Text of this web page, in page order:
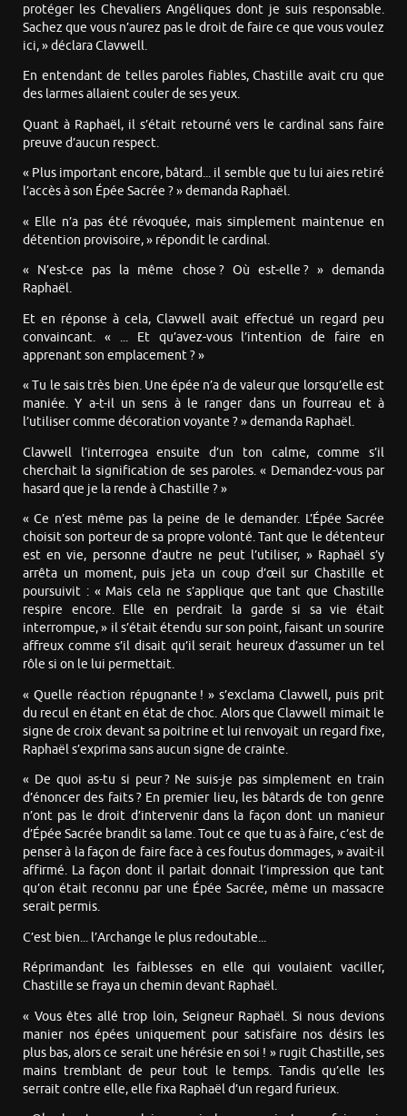
protéger les Chevaliers Angéliques dont je suis responsable.
Sachez que vous n’aurez pas le droit de faire ce que vous voulez
ici, » déclara Clavwell.
En entendant de telles paroles fiables, Chastille avait cru que
des larmes allaient couler de ses yeux.
Quant à Raphaël, il s’était retourné vers le cardinal sans faire
preuve d’aucun respect.
« Plus important encore, bâtard... il semble que tu lui aies retiré
l’accès à son Épée Sacrée ? » demanda Raphaël.
« Elle n’a pas été révoquée, mais simplement maintenue en
détention provisoire, » répondit le cardinal.
« N’est-ce pas la même chose ? Où est-elle ? » demanda
Raphaël.
Et en réponse à cela, Clavwell avait effectué un regard peu
convaincant. « ... Et qu’avez-vous l’intention de faire en
apprenant son emplacement ? »
« Tu le sais très bien. Une épée n’a de valeur que lorsqu’elle est
maniée. Y a-t-il un sens à le ranger dans un fourreau et à
l’utiliser comme décoration voyante ? » demanda Raphaël.
Clavwell l’interrogea ensuite d’un ton calme, comme s’il
cherchait la signification de ses paroles. « Demandez-vous par
hasard que je la rende à Chastille ? »
« Ce n’est même pas la peine de le demander. L’Épée Sacrée
choisit son porteur de sa propre volonté. Tant que le détenteur
est en vie, personne d’autre ne peut l’utiliser, » Raphaël s’y
arrêta un moment, puis jeta un coup d’œil sur Chastille et
poursuivit : « Mais cela ne s’applique que tant que Chastille
respire encore. Elle en perdrait la garde si sa vie était
interrompue, » il s’était étendu sur son point, faisant un sourire
affreux comme s’il disait qu’il serait heureux d’assumer un tel
rôle si on le lui permettait.
« Quelle réaction répugnante ! » s’exclama Clavwell, puis prit
du recul en étant en état de choc. Alors que Clavwell mimait le
signe de croix devant sa poitrine et lui renvoyait un regard fixe,
Raphaël s’exprima sans aucun signe de crainte.
« De quoi as-tu si peur ? Ne suis-je pas simplement en train
d’énoncer des faits ? En premier lieu, les bâtards de ton genre
n’ont pas le droit d’intervenir dans la façon dont un manieur
d’Épée Sacrée brandit sa lame. Tout ce que tu as à faire, c’est de
penser à la façon de faire face à ces foutus dommages, » avait-il
affirmé. La façon dont il parlait donnait l’impression que tant
qu’on était reconnu par une Épée Sacrée, même un massacre
serait permis.
C’est bien... l’Archange le plus redoutable...
Réprimandant les faiblesses en elle qui voulaient vaciller,
Chastille se fraya un chemin devant Raphaël.
« Vous êtes allé trop loin, Seigneur Raphaël. Si nous devions
manier nos épées uniquement pour satisfaire nos désirs les
plus bas, alors ce serait une hérésie en soi ! » rugit Chastille, ses
mains tremblant de peur tout le temps. Tandis qu’elle les
serrait contre elle, elle fixa Raphaël d’un regard furieux.